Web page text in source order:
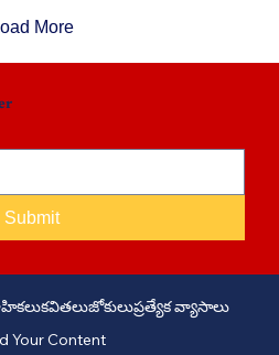
More
Submit
కవితలుజోకులుప్రత్యేక వ్యాసాలు
Your Content